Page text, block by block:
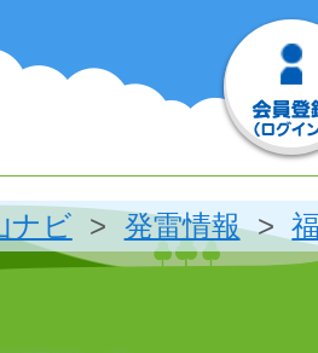
ナビ 発雷情報